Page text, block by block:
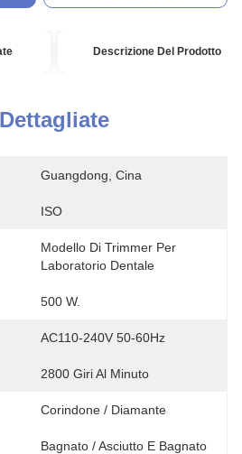
Descrizione Del Prodotto
Guangdong, Cina
ISO
Modello Di Trimmer Per
Laboratorio Dentale
500 W.
AC110-240V 50-60Hz
2800 Giri Al Minuto
Corindone / Diamante
Bagnato / Asciutto E Bagnato